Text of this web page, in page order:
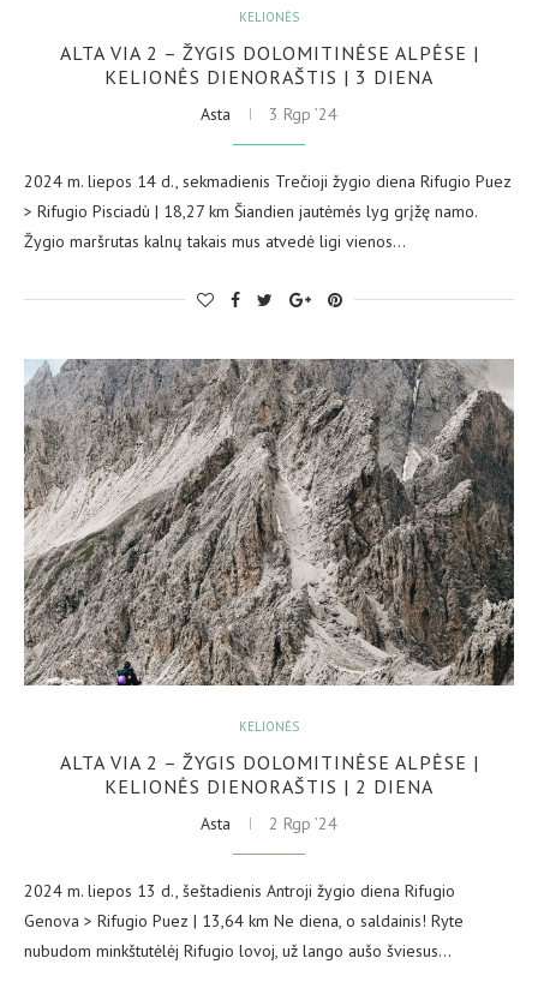
KELIONĖS
ALTA VIA 2 – ŽYGIS DOLOMITINĖSE ALPĖSE |
KELIONĖS DIENORAŠTIS | 3 DIENA
Asta 3 Rgp ’24
2024 m. liepos 14 d., sekmadienis Trečioji žygio diena Rifugio Puez
> Rifugio Pisciadù | 18,27 km Šiandien jautėmės lyg grįžę namo.
Žygio maršrutas kalnų takais mus atvedė ligi vienos…
KELIONĖS
ALTA VIA 2 – ŽYGIS DOLOMITINĖSE ALPĖSE |
KELIONĖS DIENORAŠTIS | 2 DIENA
Asta 2 Rgp ’24
2024 m. liepos 13 d., šeštadienis Antroji žygio diena Rifugio
Genova > Rifugio Puez | 13,64 km Ne diena, o saldainis! Ryte
nubudom minkštutėlėj Rifugio lovoj, už lango aušo šviesus…